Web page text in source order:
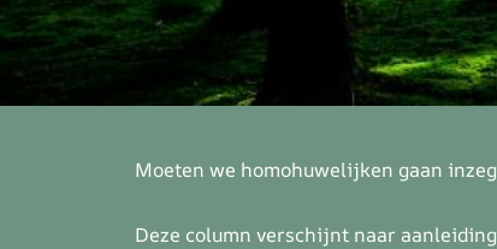
Moeten we homohuwelijken gaan
Deze column verschijnt naar